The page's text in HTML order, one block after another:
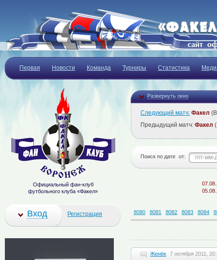
Первая Новости Команда Турниры Статистика
Развернуть окно
Следующий матч: Факел
Предыдущий матч: Факел
Поиск по дате от:
07.08.2026
05.08.2026
8080 8081 8082 8083 8084
Женёк 7 октября 2011,
Официальный фан-клуб
футбольного клуба «Факел»
Вход Регистрация